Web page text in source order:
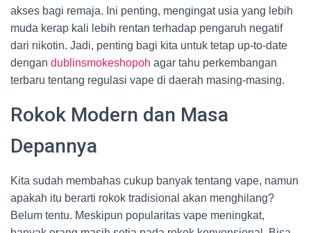
akses bagi remaja. Ini penting, mengingat usia yang lebih
muda kerap kali lebih rentan terhadap pengaruh negatif
dari nikotin. Jadi, penting bagi kita untuk tetap up-to-date
dengan dublinsmokeshopoh agar tahu perkembangan
terbaru tentang regulasi vape di daerah masing-masing.
Rokok Modern dan Masa
Depannya
Kita sudah membahas cukup banyak tentang vape, namun
apakah itu berarti rokok tradisional akan menghilang?
Belum tentu. Meskipun popularitas vape meningkat,